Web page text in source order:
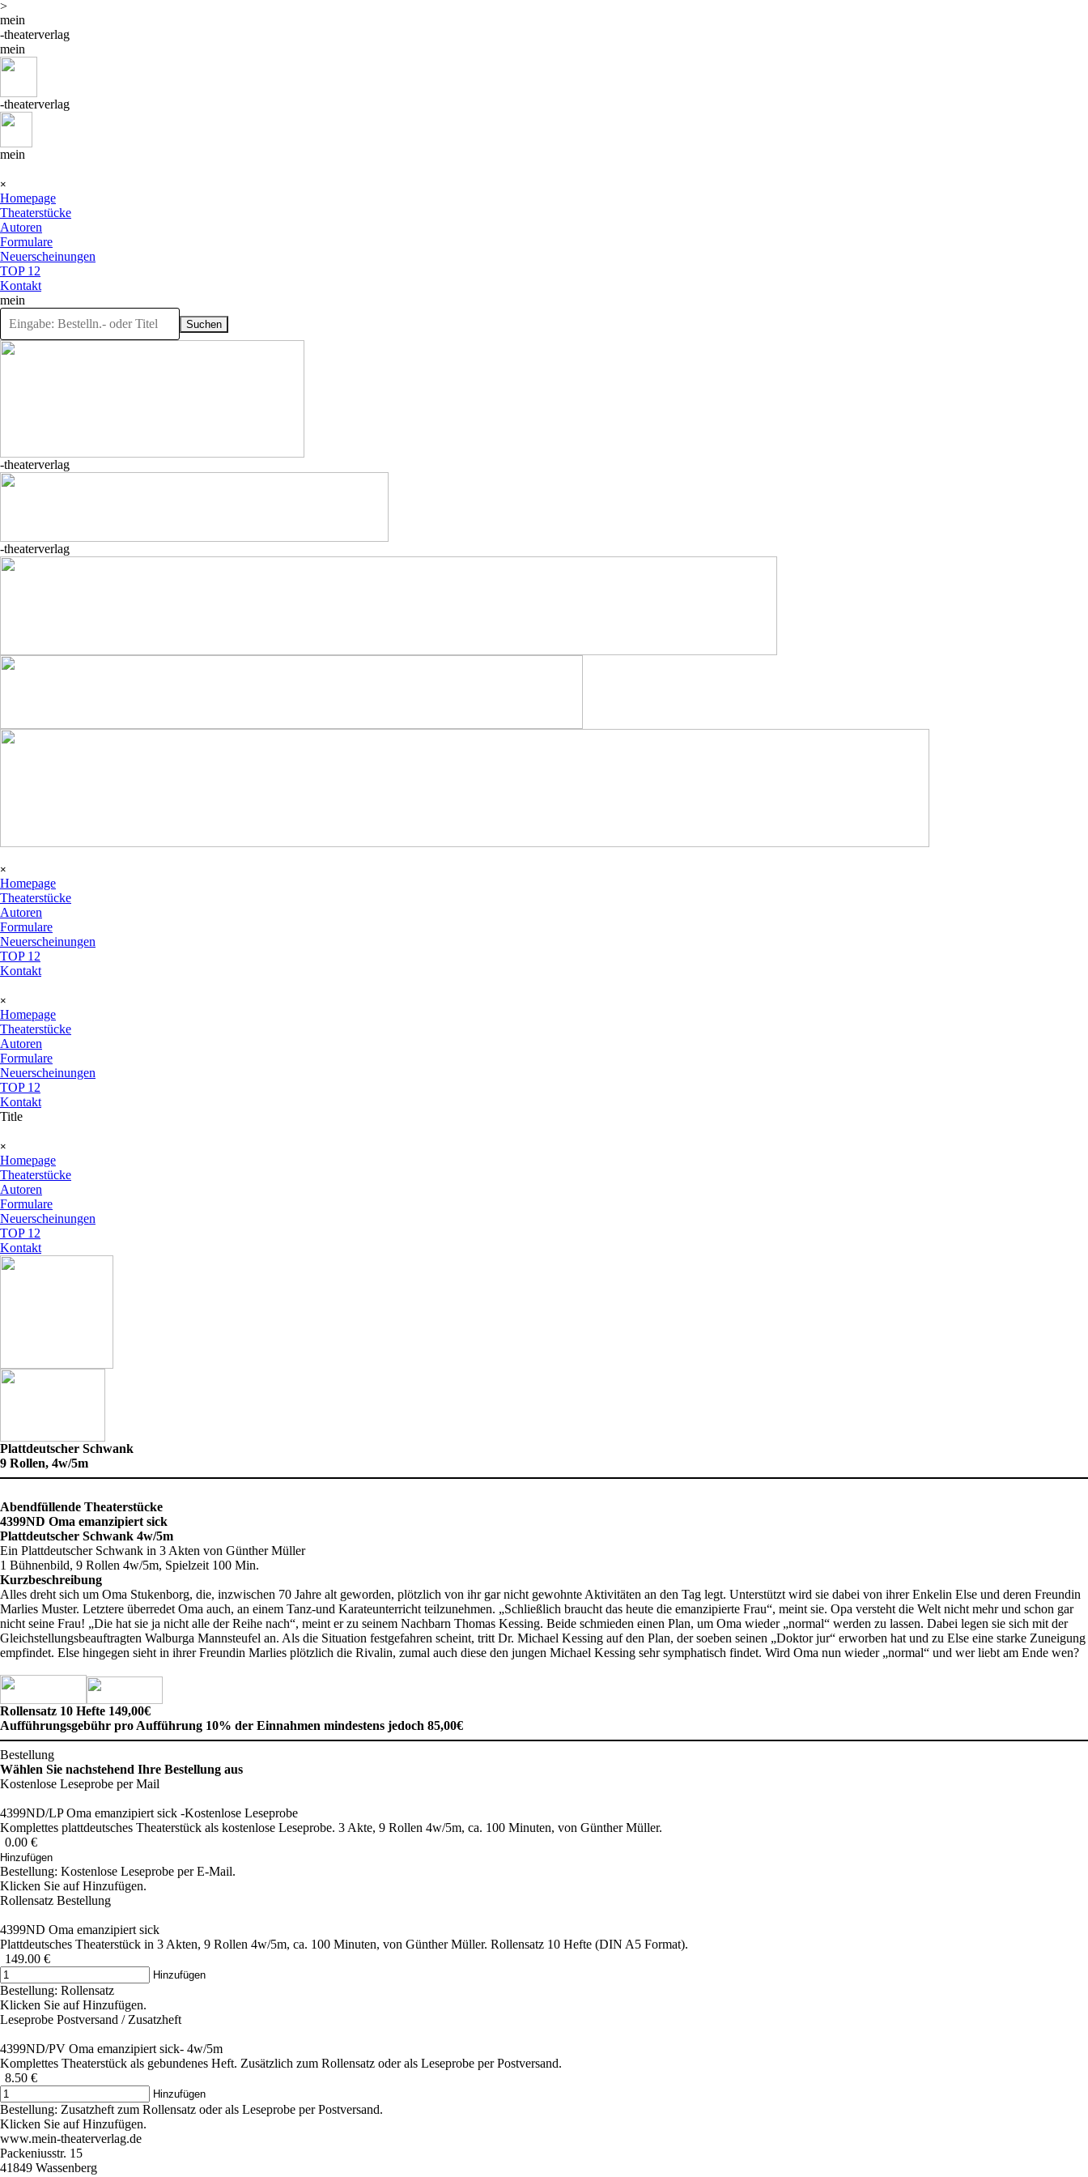
>
Direkt zum Seiteninhalt
mein
-theaterverlag
mein
-theaterverlag
mein
×
Homepage
Theaterstücke
Autoren
Formulare
Neuerscheinungen
TOP 12
Kontakt
mein
Suchen
-theaterverlag
-theaterverlag
×
Homepage
Theaterstücke
Autoren
Formulare
Neuerscheinungen
TOP 12
Kontakt
×
Homepage
Theaterstücke
Autoren
Formulare
Neuerscheinungen
TOP 12
Kontakt
Title
×
Homepage
Theaterstücke
Autoren
Formulare
Neuerscheinungen
TOP 12
Kontakt
Plattdeutscher Schwank
9 Rollen, 4w/5m
Abendfüllende Theaterstücke
4399ND Oma emanzipiert sick
Plattdeutscher Schwank 4w/5m
Ein Plattdeutscher Schwank in 3 Akten von Günther Müller
1 Bühnenbild, 9 Rollen 4w/5m, Spielzeit 100 Min.
Kurzbeschreibung
Alles dreht sich um Oma Stukenborg, die, inzwischen 70 Jahre alt geworden, plötzlich von ihr gar nicht gewohnte Aktivitäten an den Tag legt. Unterstützt wird sie dabei von ihrer Enkelin Else und deren Freundin
Marlies Muster. Letztere überredet Oma auch, an einem Tanz-und Karateunterricht teilzunehmen. „Schließlich braucht das heute die emanzipierte Frau“, meint sie. Opa versteht die Welt nicht mehr und schon gar
nicht seine Frau! „Die hat sie ja nicht alle der Reihe nach“, meint er zu seinem Nachbarn Thomas Kessing. Beide schmieden einen Plan, um Oma wieder „normal“ werden zu lassen. Dabei legen sie sich mit der
Gleichstellungsbeauftragten Walburga Mannsteufel an. Als die Situation festgefahren scheint, tritt Dr. Michael Kessing auf den Plan, der soeben seinen „Doktor jur“ erworben hat und zu Else eine starke Zuneigung
empfindet. Else hingegen sieht in ihrer Freundin Marlies plötzlich die Rivalin, zumal auch diese den jungen Michael Kessing sehr symphatisch findet. Wird Oma nun wieder „normal“ und wer liebt am Ende wen?
Rollensatz 10 Hefte 149,00€
Aufführungsgebühr pro Aufführung 10% der Einnahmen mindestens jedoch 85,00€
Bestellung
Wählen Sie nachstehend Ihre Bestellung aus
Kostenlose Leseprobe per Mail
4399ND/LP Oma emanzipiert sick -Kostenlose Leseprobe
Komplettes plattdeutsches Theaterstück als kostenlose Leseprobe. 3 Akte, 9 Rollen 4w/5m, ca. 100 Minuten, von Günther Müller.
Preis ohne Rabatt
0.00 €
Hinzufügen
Bestellung: Kostenlose Leseprobe per E-Mail.
Klicken Sie auf Hinzufügen.
Rollensatz Bestellung
4399ND Oma emanzipiert sick
Plattdeutsches Theaterstück in 3 Akten, 9 Rollen 4w/5m, ca. 100 Minuten, von Günther Müller. Rollensatz 10 Hefte (DIN A5 Format).
Preis ohne Rabatt
149.00 €
Hinzufügen
Bestellung: Rollensatz
Klicken Sie auf Hinzufügen.
Leseprobe Postversand / Zusatzheft
4399ND/PV Oma emanzipiert sick- 4w/5m
Komplettes Theaterstück als gebundenes Heft. Zusätzlich zum Rollensatz oder als Leseprobe per Postversand.
Preis ohne Rabatt
8.50 €
Hinzufügen
Bestellung: Zusatzheft zum Rollensatz oder als Leseprobe per Postversand.
Klicken Sie auf Hinzufügen.
www.mein-theaterverlag.de
Packeniusstr. 15
41849 Wassenberg